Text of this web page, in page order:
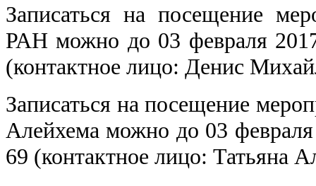
Записаться на посещение
РАН можно до 03 февраля
(контактное лицо: Денис
Записаться на посещение
Алейхема можно до 03
69 (контактное лицо: Татьяна